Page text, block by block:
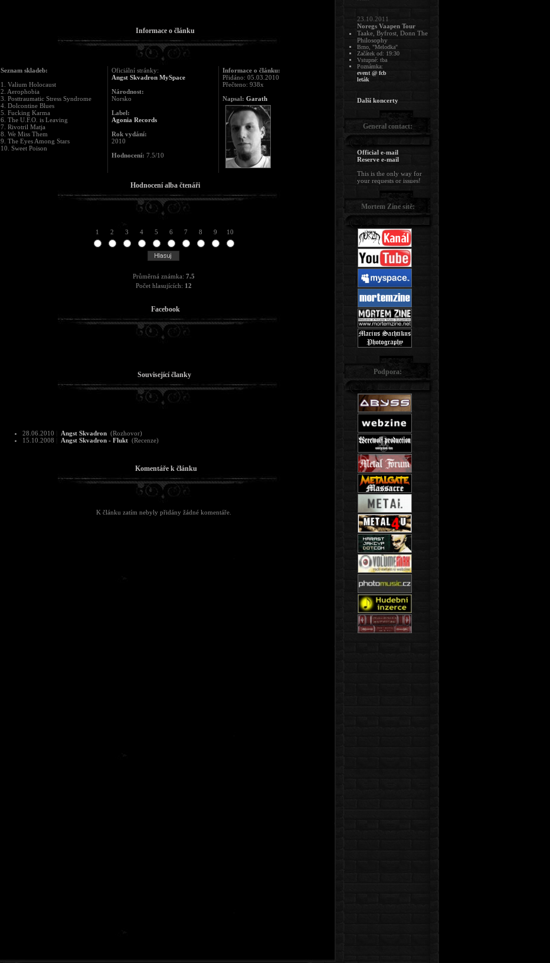
Informace o článku
Seznam skladeb:
1. Valium Holocaust
2. Aerophobia
3. Posttraumatic Stress Syndrome
4. Dolcontine Blues
5. Fucking Karma
6. The U.F.O. is Leaving
7. Rivotril Matja
8. We Miss Them
9. The Eyes Among Stars
10. Sweet Poison
Oficiální stránky:
Angst Skvadron MySpace
Národnost:
Norsko
Label:
Agonia Records
Rok vydání:
2010
Hodnocení: 7.5/10
Informace o článku:
Přidáno: 05.03.2010
Přečteno: 938x
Napsal: Garath
Hodnocení alba čtenáři
1 2 3 4 5 6 7 8 9 10
Průměrná známka: 7.5
Počet hlasujících: 12
Facebook
Související članky
28.06.2010 Angst Skvadron (Rozhovor)
15.10.2008
Angst Skvadron - Flukt (Recenze)
Komentáře k článku
K článku zatím nebyly přidány žádné komentáře.
23.10.2011
Noregs Vaapen Tour
Taake, Byfrost, Donn The
Philosophy
Brno, "Melodka"
Začátek od: 19:30
Vstupné: tba
Poznámka:
event @ fcb
leták
Další koncerty
General contact:
Official e-mail
Reserve e-mail
This is the only way for
your requests or issues!
Mortem Zine sítě:
Podpora: